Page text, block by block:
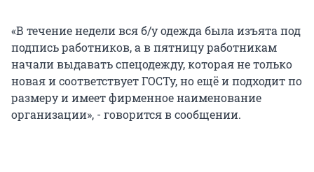
«В течение недели вся б/у одежда была изъята под
подпись работников, а в пятницу работникам
начали выдавать спецодежду, которая не только
новая и соответствует ГОСТу, но ещё и подходит по
размеру и имеет фирменное наименование
организации», - говорится в сообщении.